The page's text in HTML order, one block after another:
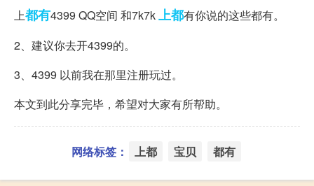
上都有4399 QQ空间 和7k7k上都有你说的这些都有。
2、建议你去开4399的。
3、4399 以前我在那里注册玩过。
本文到此分享完毕，希望对大家有所帮助。
网络标签： 上都 宝贝 都有